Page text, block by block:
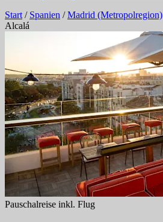
Start / Spanien /Madrid (Metropolregion)
Alcalá
Pauschalreise inkl. Flug